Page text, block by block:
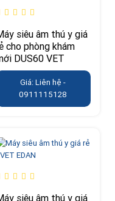
siêu âm thú y giá
cho phòng khám
DUS60 VET
Giá: Liên hệ -
0911115128
siêu âm thú y giá